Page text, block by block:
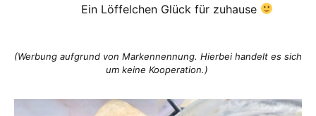
Ein Löffelchen Glück für zuhause
(Werbung aufgrund von Markennennung. Hierbei handelt es sich
um keine Kooperation.)